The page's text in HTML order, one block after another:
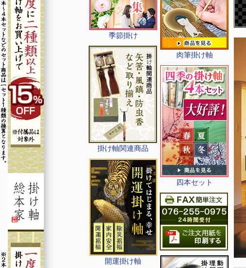
季節掛け
掛け軸関連商品
開運掛け軸
肉筆掛け軸
四本セット